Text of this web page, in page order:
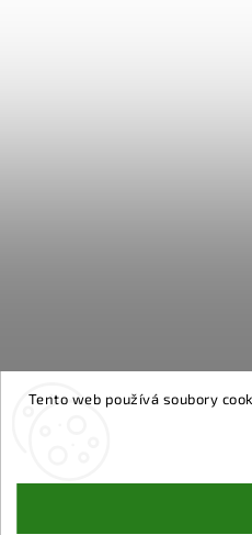
Tento web používá soubory